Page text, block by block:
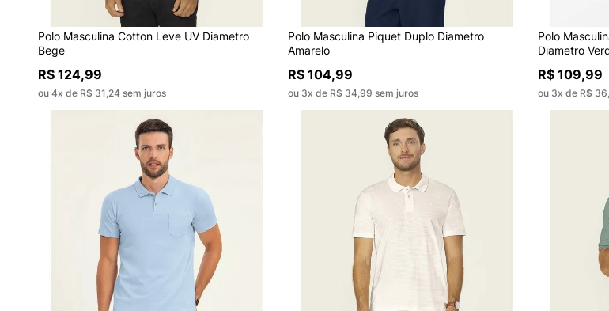
Polo Masculina Cotton Leve UV Diametro
Bege
R$ 124,99
ou 4x de R$ 31,24 sem juros
Polo Masculina Piquet Duplo Diametro
Amarelo
R$ 104,99
ou 3x de R$ 34,99 sem juros
Polo
Diametro
R$ 109,99
ou 3x de R$